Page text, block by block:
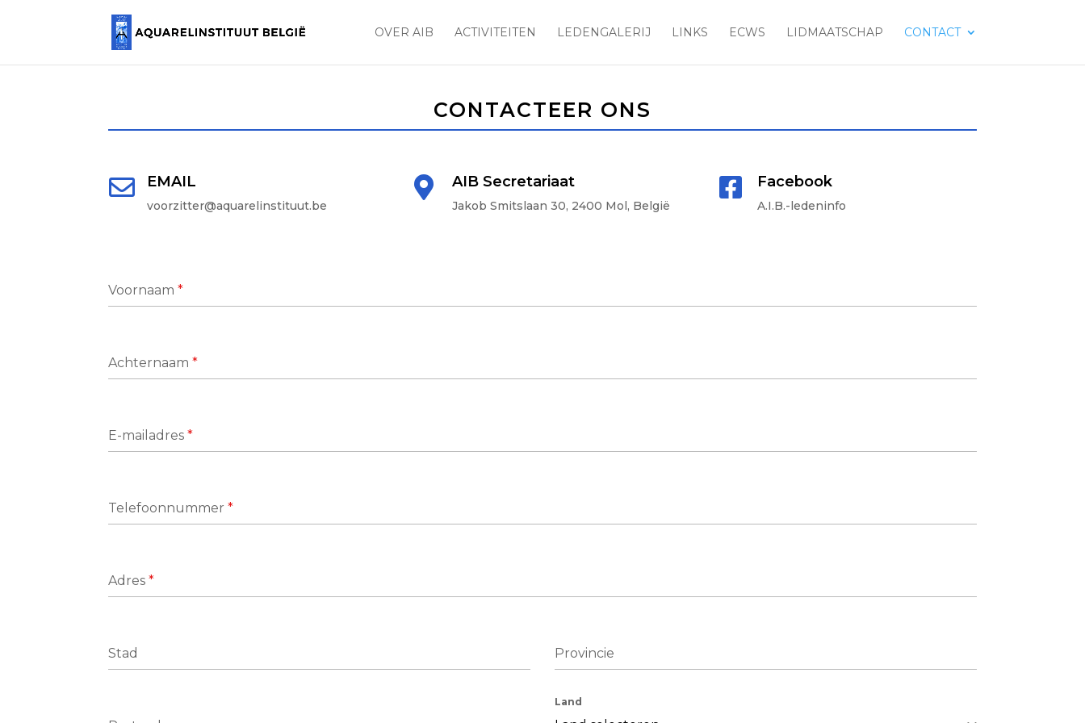
OVER AIB ACTIVITEITEN LEDENGALERIJ LINKS ECWS LIDMAATSCHAP CONTACT
CONTACTEER ONS
 EMAIL
voorzitter@aquarelinstituut.be
 AIB Secretariaat
Jakob Smitslaan 30, 2400 Mol, België
 Facebook
A.I.B.-ledeninfo
Voornaam*
Achternaam*
E-mailadres*
Telefoonnummer*
Adres*
Stad Provincie
Land